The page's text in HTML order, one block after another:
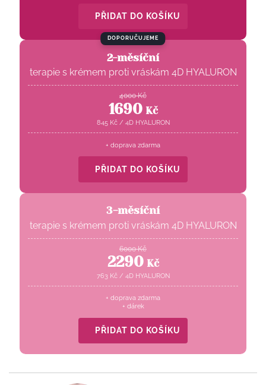
PŘIDAT DO KOŠÍKU
DOPORUČUJEME
2-měsíční
terapie s krémem proti vráskám 4D HYALURON
4000 Kč
1690 Kč
845 Kč/ 4D HYALURON
+ doprava zdarma
PŘIDAT DO KOŠÍKU
3-měsíční
terapie s krémem proti vráskám 4D HYALURON
6000 Kč
2290 Kč
763 Kč/ 4D HYALURON
+ doprava zdarma
+ dárek
PŘIDAT DO KOŠÍKU